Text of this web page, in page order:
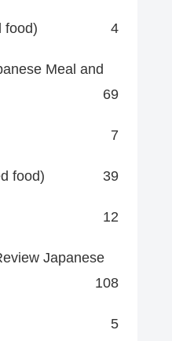
food) 4
Meal and
69
7
food) 39
12
Japanese
108
5